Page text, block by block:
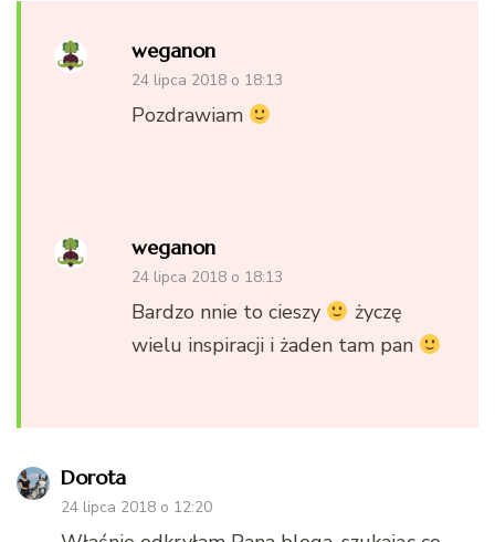
weganon
24 lipca 2018 o 18:13
Pozdrawiam
weganon
24 lipca 2018 o 18:13
Bardzo nnie to cieszy
życzę
wielu inspiracji i żaden tam pan
Dorota
24 lipca 2018 o 12:20